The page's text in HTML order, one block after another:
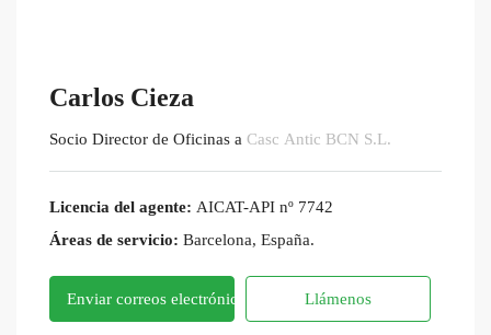
Carlos Cieza
Socio Director de Oficinas a Casc Antic BCN S.L.
Licencia del agente: AICAT-API nº 7742
Áreas de servicio: Barcelona, España.
Enviar correos electrónicos Llámenos